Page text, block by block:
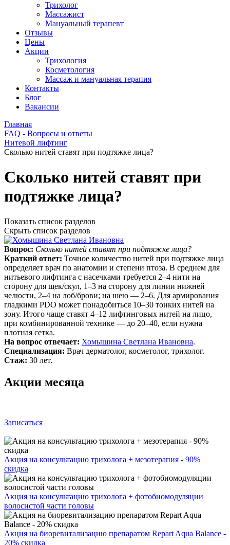
Трихолог
Массажист
Мануальный терапевт
Отзывы
Цены
Акции
Трихология
Косметология
Массаж и мануальная терапия
Контакты
Блог
Вакансии
Главная
FAQ - Вопросы и ответы
Нитевой лифтинг
Сколько нитей ставят при подтяжке лица?
Сколько нитей ставят при
подтяжке лица?
Показать список разделов
Скрыть список разделов
Вопрос: Сколько нитей ставят при подтяжке лица?
Краткий ответ: Точное количество нитей при подтяжке лица
определяет врач по анатомии и степени птоза. В среднем для
нитьевого лифтинга с насечками требуется 2–4 нити на
сторону для щек/скул, 1–3 на сторону для линии нижней
челюсти, 2–4 на лоб/брови; на шею — 2–6. Для армирования
гладкими PDO может понадобиться 10–30 тонких нитей на
зону. Итого чаще ставят 4–12 лифтинговых нитей на лицо,
при комбинированной технике — до 20–40, если нужна
плотная сетка.
На вопрос отвечает: Хомышина Светлана Ивановна.
Специализация: Врач дерматолог, косметолог, трихолог.
Стаж: 30 лет.
Акции месяца
Записаться
Акция на консультацию трихолога + мезотерапия - 90%
скидка
Акция на консультацию трихолога + фотобиомодуляции
волосистой части головы
Акция на биоревитализацию препаратом Repart Aqua Balance -
20% скидка